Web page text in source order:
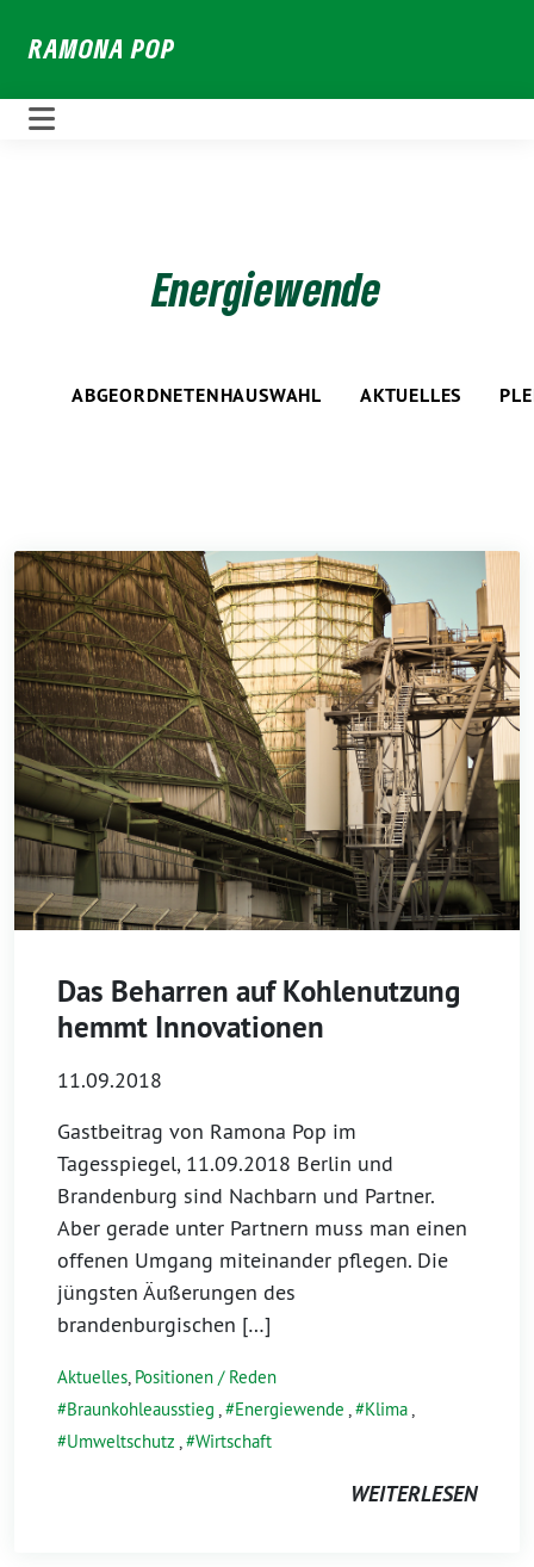
zumRAMONA POP
Energiewende
ABGEORDNETENHAUSWAHL AKTUELLES
Das Beharren auf Kohlenutzung
hemmt Innovationen
11.09.2018
Gastbeitrag von Ramona Pop im
Tagesspiegel, 11.09.2018 Berlin und
Brandenburg sind Nachbarn und Partner.
Aber gerade unter Partnern muss man einen
offenen Umgang miteinander pflegen. Die
jüngsten Äußerungen des
brandenburgischen […]
Aktuelles, Positionen / Reden
Braunkohleausstieg , Energiewende , Klima,
Umweltschutz , Wirtschaft
WEITERLESEN